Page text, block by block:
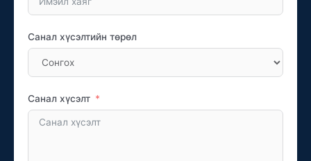
Санал хүсэлтийн төрөл
Санал хүсэлт